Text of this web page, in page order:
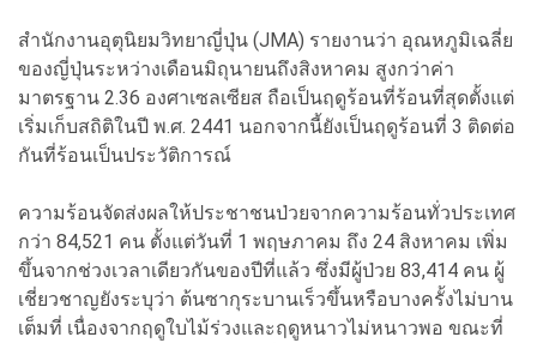
สำนักงานอุตุนิยมวิทยาญี่ปุ่น (JMA) รายงานว่า อุณหภูมิเฉลี่ย
ของญี่ปุ่นระหว่างเดือนมิถุนายนถึงสิงหาคม สูงกว่าค่า
มาตรฐาน 2.36 องศาเซลเซียส ถือเป็นฤดูร้อนที่ร้อนที่สุดตั้งแต่
เริ่มเก็บสถิติในปี พ.ศ. 2441 นอกจากนี้ยังเป็นฤดูร้อนที่ 3 ติดต่อ
กันที่ร้อนเป็นประวัติการณ์
ความร้อนจัดส่งผลให้ประชาชนป่วยจากความร้อนทั่วประเทศ
กว่า 84,521 คน ตั้งแต่วันที่ 1 พฤษภาคม ถึง 24 สิงหาคม เพิ่ม
ขึ้นจากช่วงเวลาเดียวกันของปีที่แล้ว ซึ่งมีผู้ป่วย 83,414 คน ผู้
เชี่ยวชาญยังระบุว่า ต้นซากุระบานเร็วขึ้นหรือบางครั้งไม่บาน
เต็มที่ เนื่องจากฤดูใบไม้ร่วงและฤดูหนาวไม่หนาวพอ ขณะที่